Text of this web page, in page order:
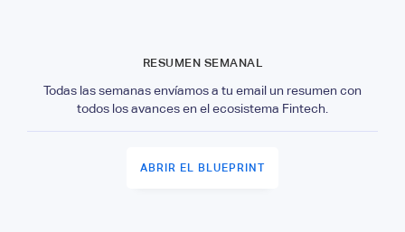
RESUMEN SEMANAL
Todas las semanas envíamos a tu email un resumen con
todos los avances en el ecosistema Fintech.
ABRIR EL BLUEPRINT